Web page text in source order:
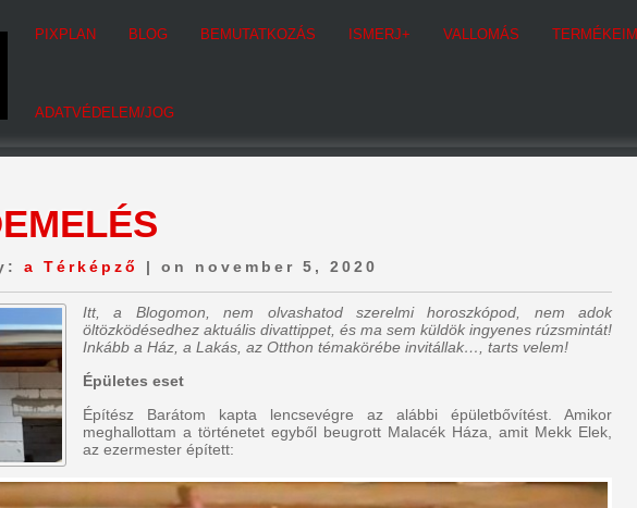
PIXPLAN BLOG BEMUTATKOZÁS ISMERJ+ VALLOMÁS TERMÉKEIM
ADATVÉDELEM/JOG
a Térképző | on november 5, 2020
Itt, a Blogomon, nem olvashatod szerelmi horoszkópod, nem adok
öltözködésedhez aktuális divattippet, és ma sem küldök ingyenes rúzsmintát!
Inkább a Ház, a Lakás, az Otthon témakörébe invitállak…, tarts velem!
Épületes eset
Építész Barátom kapta lencsevégre az alábbi épületbővítést. Amikor
meghallottam a történetet egyből beugrott Malacék Háza, amit Mekk Elek,
az ezermester épített: